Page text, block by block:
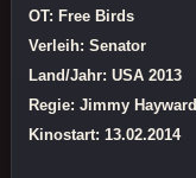
OT: Free Birds
Verleih: Senator
Land/Jahr: USA 2013
Regie: Jimmy Hayward
Kinostart: 13.02.2014